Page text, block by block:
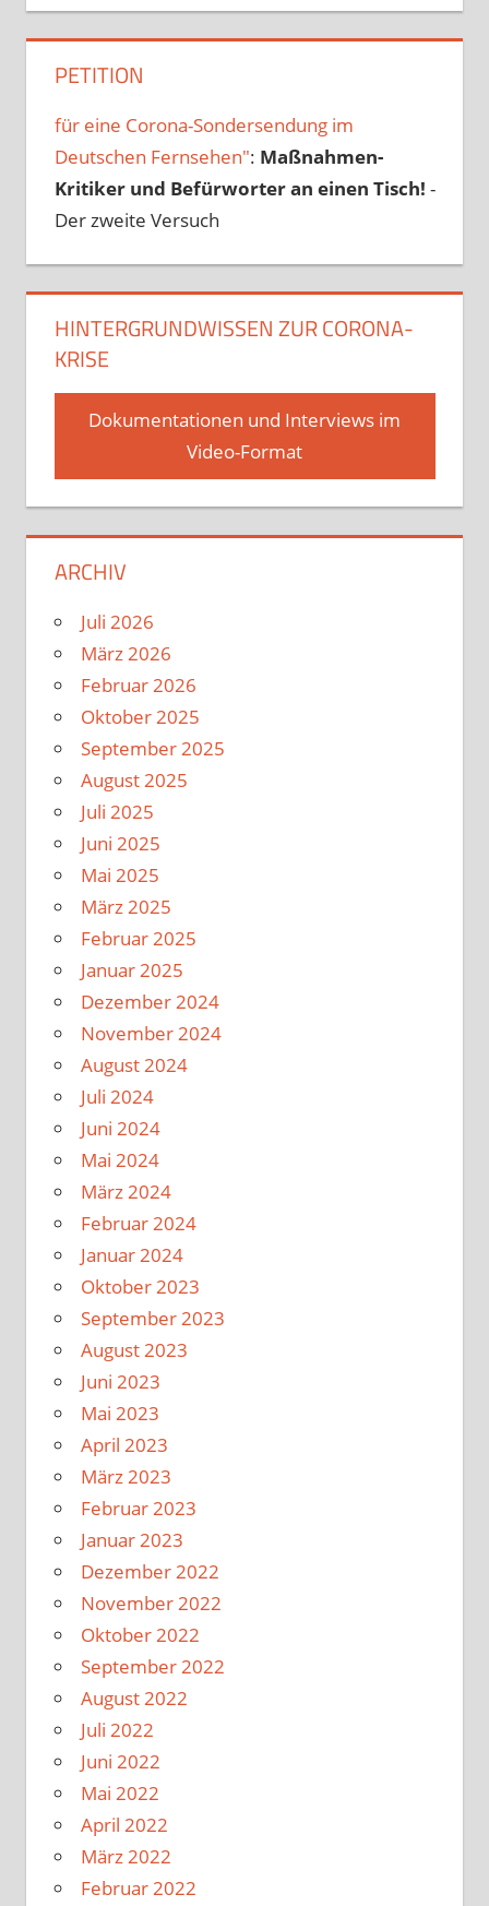
PETITION
für eine Corona-Sondersendung im
Deutschen Fernsehen": Maßnahmen-
Kritiker und Befürworter an einen Tisch! -
Der zweite Versuch
HINTERGRUNDWISSEN ZUR CORONA-
KRISE
Dokumentationen und Interviews im
Video-Format
ARCHIV
Juli 2026
März 2026
Februar 2026
Oktober 2025
September 2025
August 2025
Juli 2025
Juni 2025
Mai 2025
März 2025
Februar 2025
Januar 2025
Dezember 2024
November 2024
August 2024
Juli 2024
Juni 2024
Mai 2024
März 2024
Februar 2024
Januar 2024
Oktober 2023
September 2023
August 2023
Juni 2023
Mai 2023
April 2023
März 2023
Februar 2023
Januar 2023
Dezember 2022
November 2022
Oktober 2022
September 2022
August 2022
Juli 2022
Juni 2022
Mai 2022
April 2022
März 2022
Februar 2022